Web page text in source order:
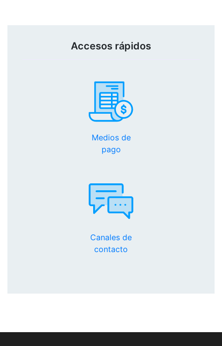
Accesos rápidos
Medios de
pago
Canales de
contacto